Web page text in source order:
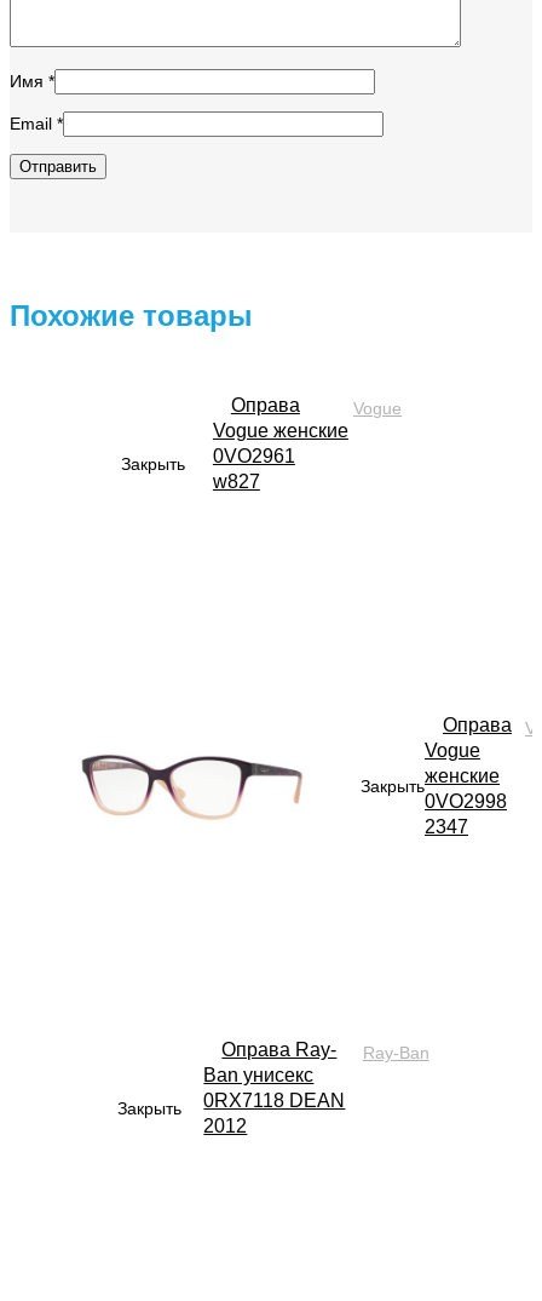
Имя *
Email *
Похожие товары
Закрыть
Оправа
Vogue женские
0VO2961
w827
Vogue
Закрыть
Оправа
Vogue
женские
0VO2998
2347
Закрыть
Оправа Ray-
Ban унисекс
0RX7118 DEAN
2012
Ray-Ban